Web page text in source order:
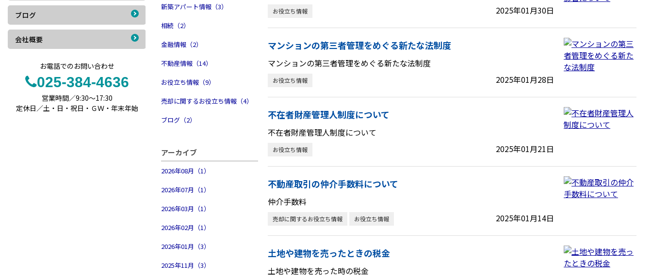
ブログ
会社概要
お電話でのお問い合わせ
025-384-4636
営業時間／9:30～17:30
定休日／土・日・祝日・ＧＷ・年末年始
新築アパート情報（3）
相続（2）
金融情報（2）
不動産情報（14）
お役立ち情報（9）
売却に関するお役立ち情報（4）
ブログ（2）
アーカイブ
2026年08月（1）
2026年07月（1）
2026年03月（1）
2026年02月（1）
2026年01月（3）
2025年11月（3）
お役立ち情報 2025年01月30日
マンションの第三者管理をめぐる新たな法制度
マンションの第三者管理をめぐる新たな法制度
お役立ち情報 2025年01月28日
不在者財産管理人制度について
不在者財産管理人制度について
お役立ち情報 2025年01月21日
不動産取引の仲介手数料について
仲介手数料
売却に関するお役立ち情報 お役立ち情報 2025年01月14日
土地や建物を売ったときの税金
土地や建物を売った時の税金